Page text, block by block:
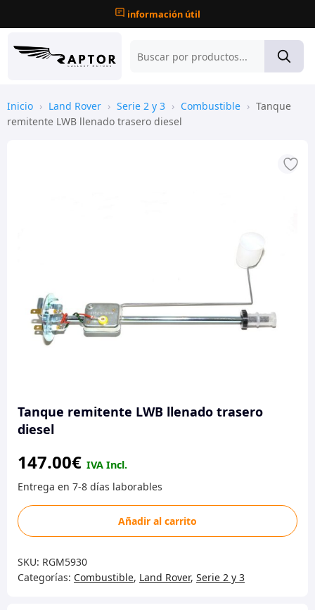
información útil
Inicio › Land Rover › Serie 2 y 3 › Combustible › Tanque
remitente LWB llenado trasero diesel
Tanque remitente LWB llenado trasero
diesel
147.00€
Tanque
remitente
llenado
trasero
Añadir al carrito
SKU: RGM5930
Categorías: Combustible, Land Rover, Serie 2 y 3